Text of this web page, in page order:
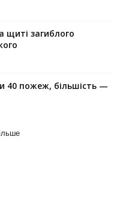
щиті загиблого
40 пожеж, більшість —